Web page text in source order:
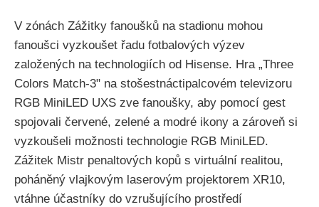
V zónách Zážitky fanoušků na stadionu mohou
fanoušci vyzkoušet řadu fotbalových výzev
založených na technologiích od Hisense. Hra „Three
Colors Match-3" na stošestnáctipalcovém televizoru
RGB MiniLED UXS zve fanoušky, aby pomocí gest
spojovali červené, zelené a modré ikony a zároveň si
vyzkoušeli možnosti technologie RGB MiniLED.
Zážitek Mistr penaltových kopů s virtuální realitou,
poháněný vlajkovým laserovým projektorem XR10,
vtáhne účastníky do vzrušujícího prostředí